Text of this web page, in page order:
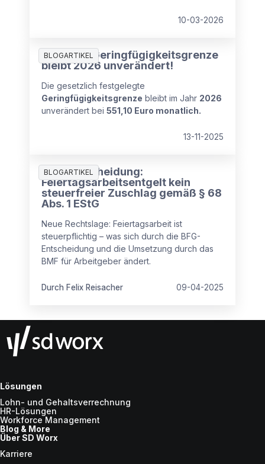
oder langfristige Sperren von Flugrouten
personalverrechnungsrechtlicher Sicht stellt
sich daher die Frage wie sieht es in einem
solchen Fall im Zusammenhang mit der
Entgeltfortzahlung aus,
10-03-2026
BLOGARTIKEL
Achtung: Geringfügigkeitsgrenze
bleibt 2026 unverändert!
Die gesetzlich festgelegte
Geringfügigkeitsgrenze bleibt im Jahr 2026
unverändert bei 551,10 Euro monatlich.
13-11-2025
BLOGARTIKEL
BFG-Entscheidung:
Feiertagsarbeitsentgelt kein
steuerfreier Zuschlag gemäß § 68
Abs. 1 EStG
Neue Rechtslage: Feiertagsarbeit ist
steuerpflichtig – was sich durch die BFG-
Entscheidung und die Umsetzung durch das
BMF für Arbeitgeber ändert.
Durch Felix Reisacher 09-04-2025
Lösungen
Lohn- und Gehaltsverrechnung
HR-Lösungen
Workforce Management
Blog & More
Über SD Worx
Karriere